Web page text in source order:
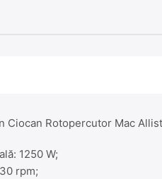
Ciocan Rotopercutor Mac
1250 W;
rpm;